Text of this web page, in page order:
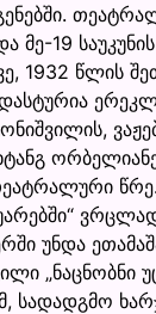
19
1932 წლის
უნდა
„ნაცნობნი
სადადგმო